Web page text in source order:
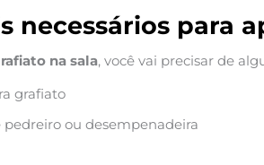
necessários para
na sala, você vai precisar de
grafiato
pedreiro ou desempenadeira